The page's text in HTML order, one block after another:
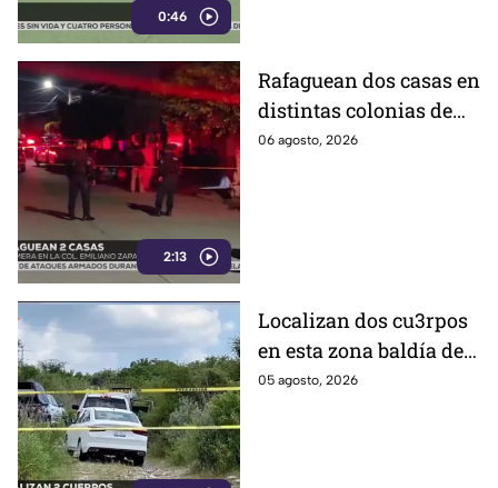
0:46
2:13
Rafaguean dos casas en
distintas colonias de
Celaya; esto fue lo que
06 agosto, 2026
Localizan dos cu3rpos
en esta zona baldía de
León; autoridades
05 agosto, 2026